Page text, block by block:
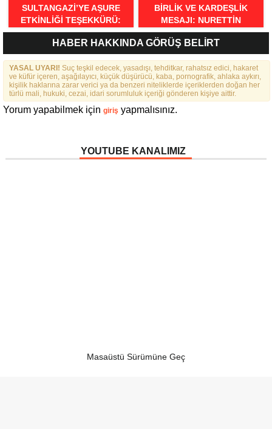
SULTANGAZI’YE AŞURE
ETKINLIĞI TEŞEKKÜRÜ:
“BIRLIKTE GÜÇLÜYÜZ,
BIRLIKTE DAHA GÜZELIZ”
BIRLIK VE KARDEŞLIK
MESAJI: NURETTIN
NARIN’DEN RAHMI KOÇ’UN
SÖZLERINE TEPKI
HABER HAKKINDA GÖRÜŞ BELİRT
YASAL UYARI! Suç teşkil edecek, yasadışı, tehditkar, rahatsız edici, hakaret
ve küfür içeren, aşağılayıcı, küçük düşürücü, kaba, pornografik, ahlaka aykırı,
kişilik haklarına zarar verici ya da benzeri niteliklerde içeriklerden doğan her
türlü mali, hukuki, cezai, idari sorumluluk içeriği gönderen kişiye aittir.
Yorum yapabilmek için giriş yapmalısınız.
YOUTUBE KANALIMIZ
Masaüstü Sürümüne Geç